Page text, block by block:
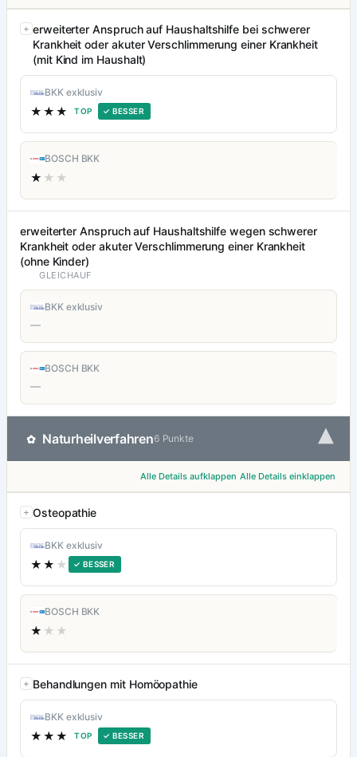
erweiterter Anspruch auf Haushaltshilfe bei schwerer
Krankheit oder akuter Verschlimmerung einer Krankheit
(mit Kind im Haushalt)
BKK exklusiv
★★★ TOP ✓ BESSER
BOSCH BKK
★ ★★
erweiterter Anspruch auf Haushaltshilfe wegen schwerer
Krankheit oder akuter Verschlimmerung einer Krankheit
(ohne Kinder)
GLEICHAUF
BKK exklusiv
—
BOSCH BKK
—
✿ Naturheilverfahren6 Punkte ▾
Alle Details aufklappen Alle Details einklappen
Osteopathie
BKK exklusiv
★★ ★ ✓ BESSER
BOSCH BKK
★ ★★
Behandlungen mit Homöopathie
BKK exklusiv
★★★ TOP ✓ BESSER